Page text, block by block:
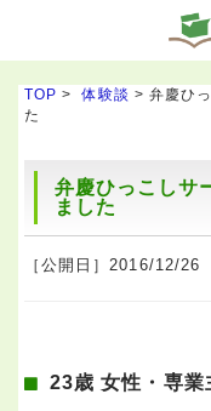
TOP >体験談 > 弁慶ひ
た
弁慶ひっこしサ
ました
［公開日］2016/12/
23歳 女性・専業